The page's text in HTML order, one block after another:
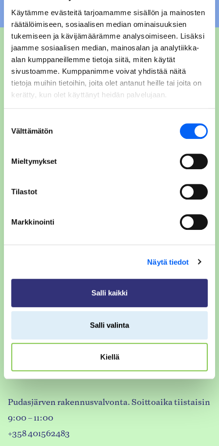
Käytämme evästeitä tarjoamamme sisällön ja mainosten
räätälöimiseen, sosiaalisen median ominaisuuksien
tukemiseen ja kävijämäärämme analysoimiseen. Lisäksi
jaamme sosiaalisen median, mainosalan ja analytiikka-
alan kumppaneillemme tietoja siitä, miten käytät
sivustoamme. Kumppanimme voivat yhdistää näitä
tietoja muihin tietoihin, joita olet antanut heille tai joita on
kerätty, kun olet käyttänyt heidän palvelujaan.
valinta
Välttämätön
Mieltymykset
Tilastot
Markkinointi
Näytä tiedot
Salli kaikki
Salli valinta
Kiellä
Rakennusvalvonnan
asiakaspalvelu
Taivalkosken rakennusvalvonta palvelee arkisin
rakennustarkastajilta tiistaisin 09:00 – 11.00.
Jokijärventie 2 A
klo 11.45-15.00
rakennusvalvonta@taivalkoski.fi
Taivalkosken rakennusvalvonta. Soittoaika 9:00 –
Puhelin: +358 407240501
Rakennusmestari : +358 400 126 453
Pudasjärven rakennusvalvonta. Soittoaika tiistaisin
9:00 – 11:00
+358 401562483